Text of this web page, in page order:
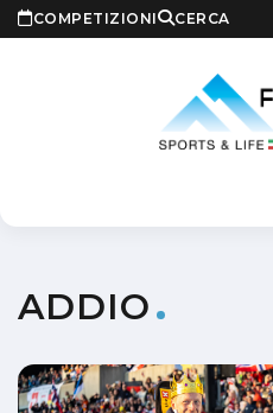
COMPETIZIONI CERCA
ADDIO